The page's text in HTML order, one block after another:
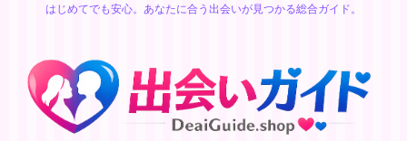
はじめてでも安心。あなたに合う出会いが見つかる総合ガイド。